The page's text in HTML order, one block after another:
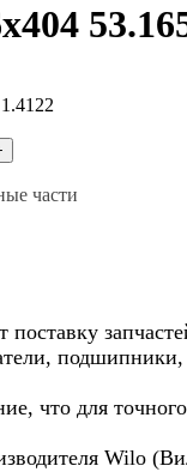
части
что для
Wilo